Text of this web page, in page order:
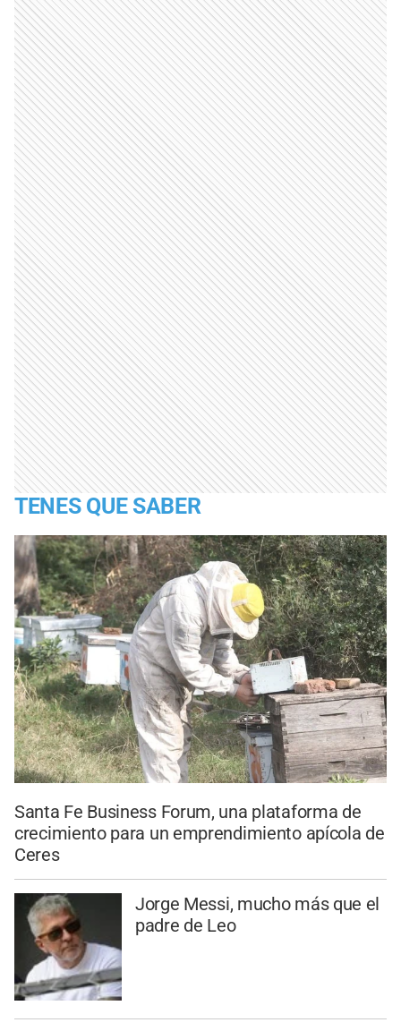
TENES QUE SABER
Santa Fe Business Forum, una plataforma de
crecimiento para un emprendimiento apícola de
Ceres
Jorge Messi, mucho más que el
padre de Leo